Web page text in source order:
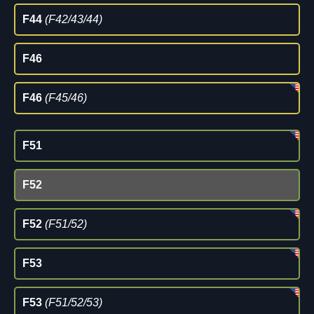
F44 (F42/43/44)
F46
F46 (F45/46)
F51
F52
F52 (F51/52)
F53
F53 (F51/52/53)